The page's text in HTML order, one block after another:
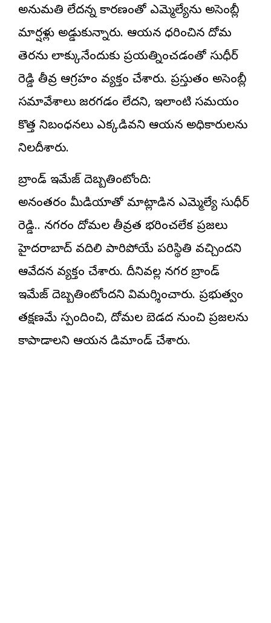
అనుమతి లేదన్న కారణంతో ఎమ్మెల్యేను అసెంబ్లీ
మార్షళ్లు అడ్డుకున్నారు. ఆయన ధరించిన దోమ
తెరను లాక్కునేందుకు ప్రయత్నించడంతో సుధీర్
రెడ్డి తీవ్ర ఆగ్రహం వ్యక్తం చేశారు. ప్రస్తుతం అసెంబ్లీ
సమావేశాలు జరగడం లేదని, ఇలాంటి సమయంలో
కొత్త నిబంధనలు ఎక్కడివని ఆయన అధికారులను
నిలదీశారు.
బ్రాండ్ ఇమేజ్ దెబ్బతింటోంది:
అనంతరం మీడియాతో మాట్లాడిన ఎమ్మెల్యే సుధీర్
రెడ్డి.. నగరంలో దోమల తీవ్రత భరించలేక ప్రజలు
హైదరాబాద్ వదిలి పారిపోయే పరిస్థితి వచ్చిందని
ఆవేదన వ్యక్తం చేశారు. దీనివల్ల నగర బ్రాండ్
ఇమేజ్ దెబ్బతింటోందని విమర్శించారు. ప్రభుత్వం
తక్షణమే స్పందించి, దోమల బెడద నుంచి ప్రజలను
కాపాడాలని ఆయన డిమాండ్ చేశారు.